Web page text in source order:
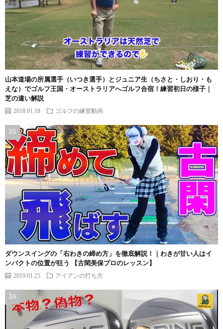
山本道場の所属選手（いつき選手）とジュニア生（ちさと・しおり・も
えな）でゴルフ王国・オーストラリアへゴルフ合宿！練習初日の様子｜
芝の違い解説
2018.01.18 ゴルフの練習動画
ダウンスイングの「右わきの締め方」を徹底解説！｜わきが甘い人はイ
ンパクトの位置が狂う 【古閑美保プロのレッスン】
2019.01.25 アイアンの打ち方